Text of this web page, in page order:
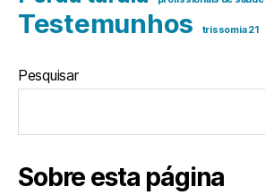
Testemunhos trissomia 21
Pesquisar
Sobre esta página